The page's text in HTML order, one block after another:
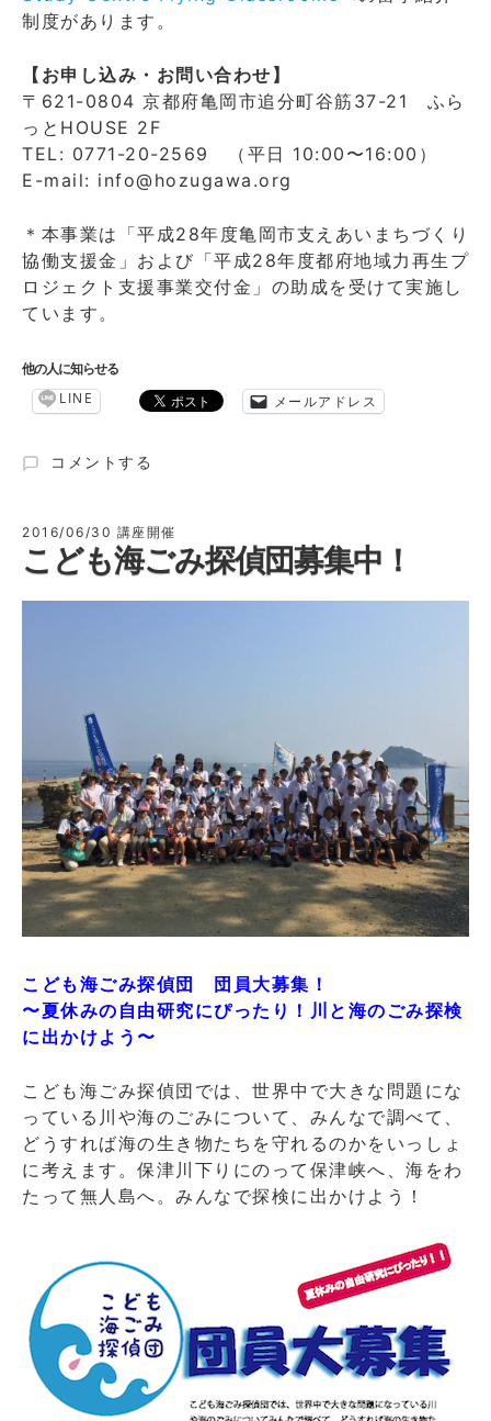
制度があります。
【お申し込み・お問い合わせ】
〒621-0804 京都府亀岡市追分町谷筋37-21 ふら
っとHOUSE 2F
TEL: 0771-20-2569 （平日 10:00〜16:00）
E-mail: info@hozugawa.org
＊本事業は「平成28年度亀岡市支えあいまちづくり
協働支援金」および「平成28年度都府地域力再生プ
ロジェクト支援事業交付金」の助成を受けて実施し
ています。
他の人に知らせる
LINE メールアドレス
「じ
未
来
塾」
2016
月
よ
り
開
講！
に
コメントする
2016/06/30 講座開催
こども海ごみ探偵団募集中！
こども海ごみ探偵団 団員大募集！
〜夏休みの自由研究にぴったり！川と海のごみ探検
に出かけよう〜
こども海ごみ探偵団では、世界中で大きな問題にな
っている川や海のごみについて、みんなで調べて、
どうすれば海の生き物たちを守れるのかをいっしょ
に考えます。保津川下りにのって保津峡へ、海をわ
たって無人島へ。みんなで探検に出かけよう！